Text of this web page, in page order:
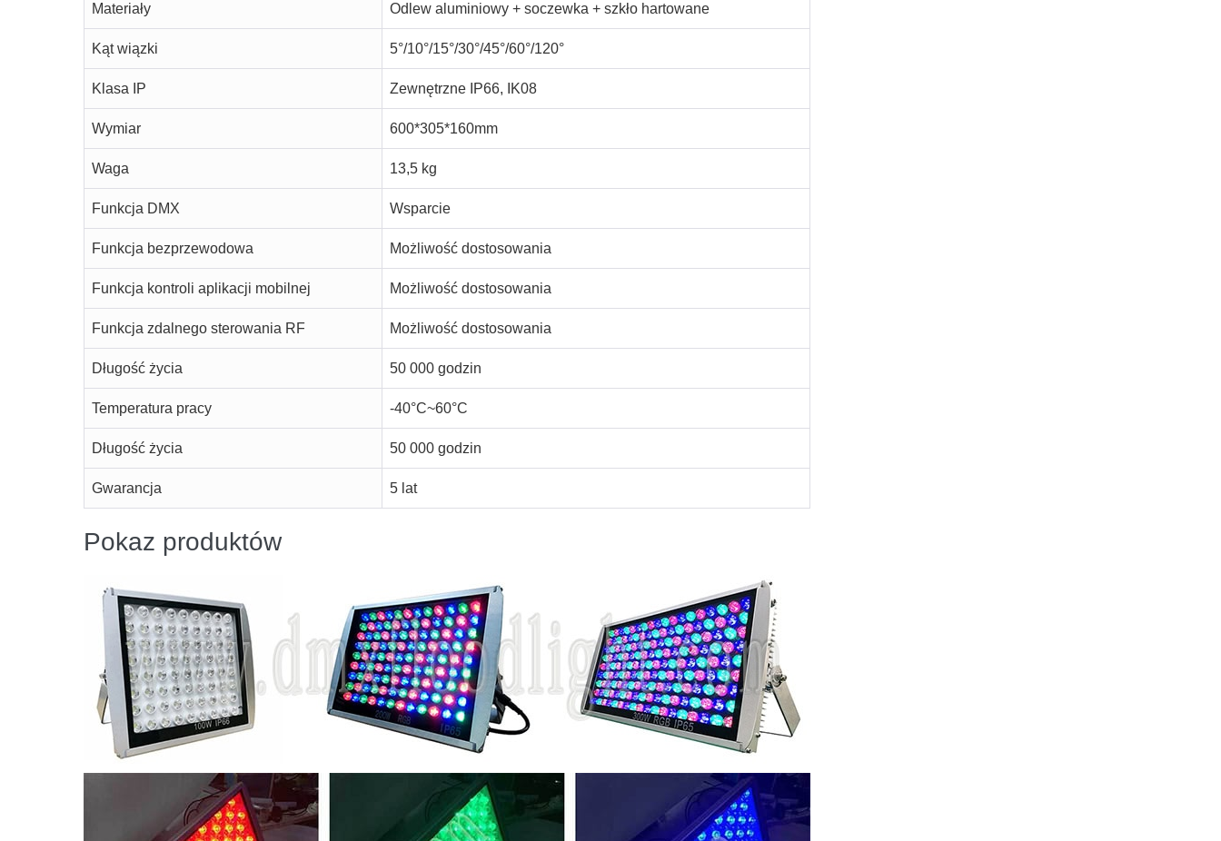
Materiały Odlew aluminiowy + soczewka + szkło hartowane
Kąt wiązki 5°/10°/15°/30°/45°/60°/120°
Klasa IP Zewnętrzne IP66, IK08
Wymiar 600*305*160mm
Waga 13,5 kg
Funkcja DMX Wsparcie
Funkcja bezprzewodowa Możliwość dostosowania
Funkcja kontroli aplikacji mobilnej Możliwość dostosowania
Funkcja zdalnego sterowania RF Możliwość dostosowania
Długość życia 50 000 godzin
Temperatura pracy -40°C~60°C
Długość życia 50 000 godzin
Gwarancja 5 lat
Pokaz produktów